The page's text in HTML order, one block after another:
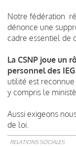
Notre fédération
dénonce une
cadre essentiel de
La CSNP joue un
personnel des
utilité est
y compris le
Aussi exigeons
de loi.
RELATIONS SOCIALES